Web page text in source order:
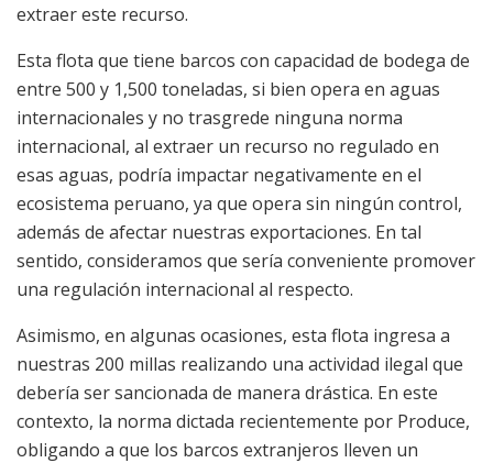
extraer este recurso.
Esta flota que tiene barcos con capacidad de bodega de
entre 500 y 1,500 toneladas, si bien opera en aguas
internacionales y no trasgrede ninguna norma
internacional, al extraer un recurso no regulado en
esas aguas, podría impactar negativamente en el
ecosistema peruano, ya que opera sin ningún control,
además de afectar nuestras exportaciones. En tal
sentido, consideramos que sería conveniente promover
una regulación internacional al respecto.
Asimismo, en algunas ocasiones, esta flota ingresa a
nuestras 200 millas realizando una actividad ilegal que
debería ser sancionada de manera drástica. En este
contexto, la norma dictada recientemente por Produce,
obligando a que los barcos extranjeros lleven un